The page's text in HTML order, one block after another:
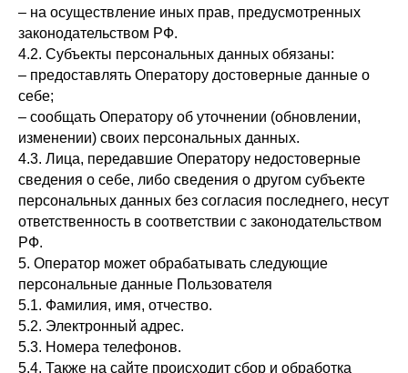
– на осуществление иных прав, предусмотренных
законодательством РФ.
4.2. Субъекты персональных данных обязаны:
– предоставлять Оператору достоверные данные о
себе;
– сообщать Оператору об уточнении (обновлении,
изменении) своих персональных данных.
4.3. Лица, передавшие Оператору недостоверные
сведения о себе, либо сведения о другом субъекте
персональных данных без согласия последнего, несут
ответственность в соответствии с законодательством
РФ.
5. Оператор может обрабатывать следующие
персональные данные Пользователя
5.1. Фамилия, имя, отчество.
5.2. Электронный адрес.
5.3. Номера телефонов.
5.4. Также на сайте происходит сбор и обработка